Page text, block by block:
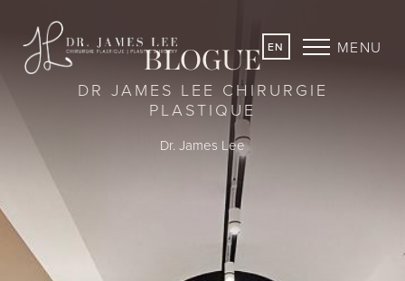
EN MENU
BLOGUE
DR JAMES LEE CHIRURGIE
PLASTIQUE
Dr. James Lee